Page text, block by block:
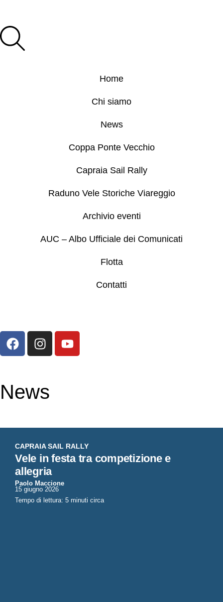
Home
Chi siamo
News
Coppa Ponte Vecchio
Capraia Sail Rally
Raduno Vele Storiche Viareggio
Archivio eventi
AUC – Albo Ufficiale dei Comunicati
Flotta
Contatti
News
CAPRAIA SAIL RALLY
Vele in festa tra competizione e
allegria
Paolo Maccione
15 giugno 2026
Tempo di lettura: 5 minuti circa